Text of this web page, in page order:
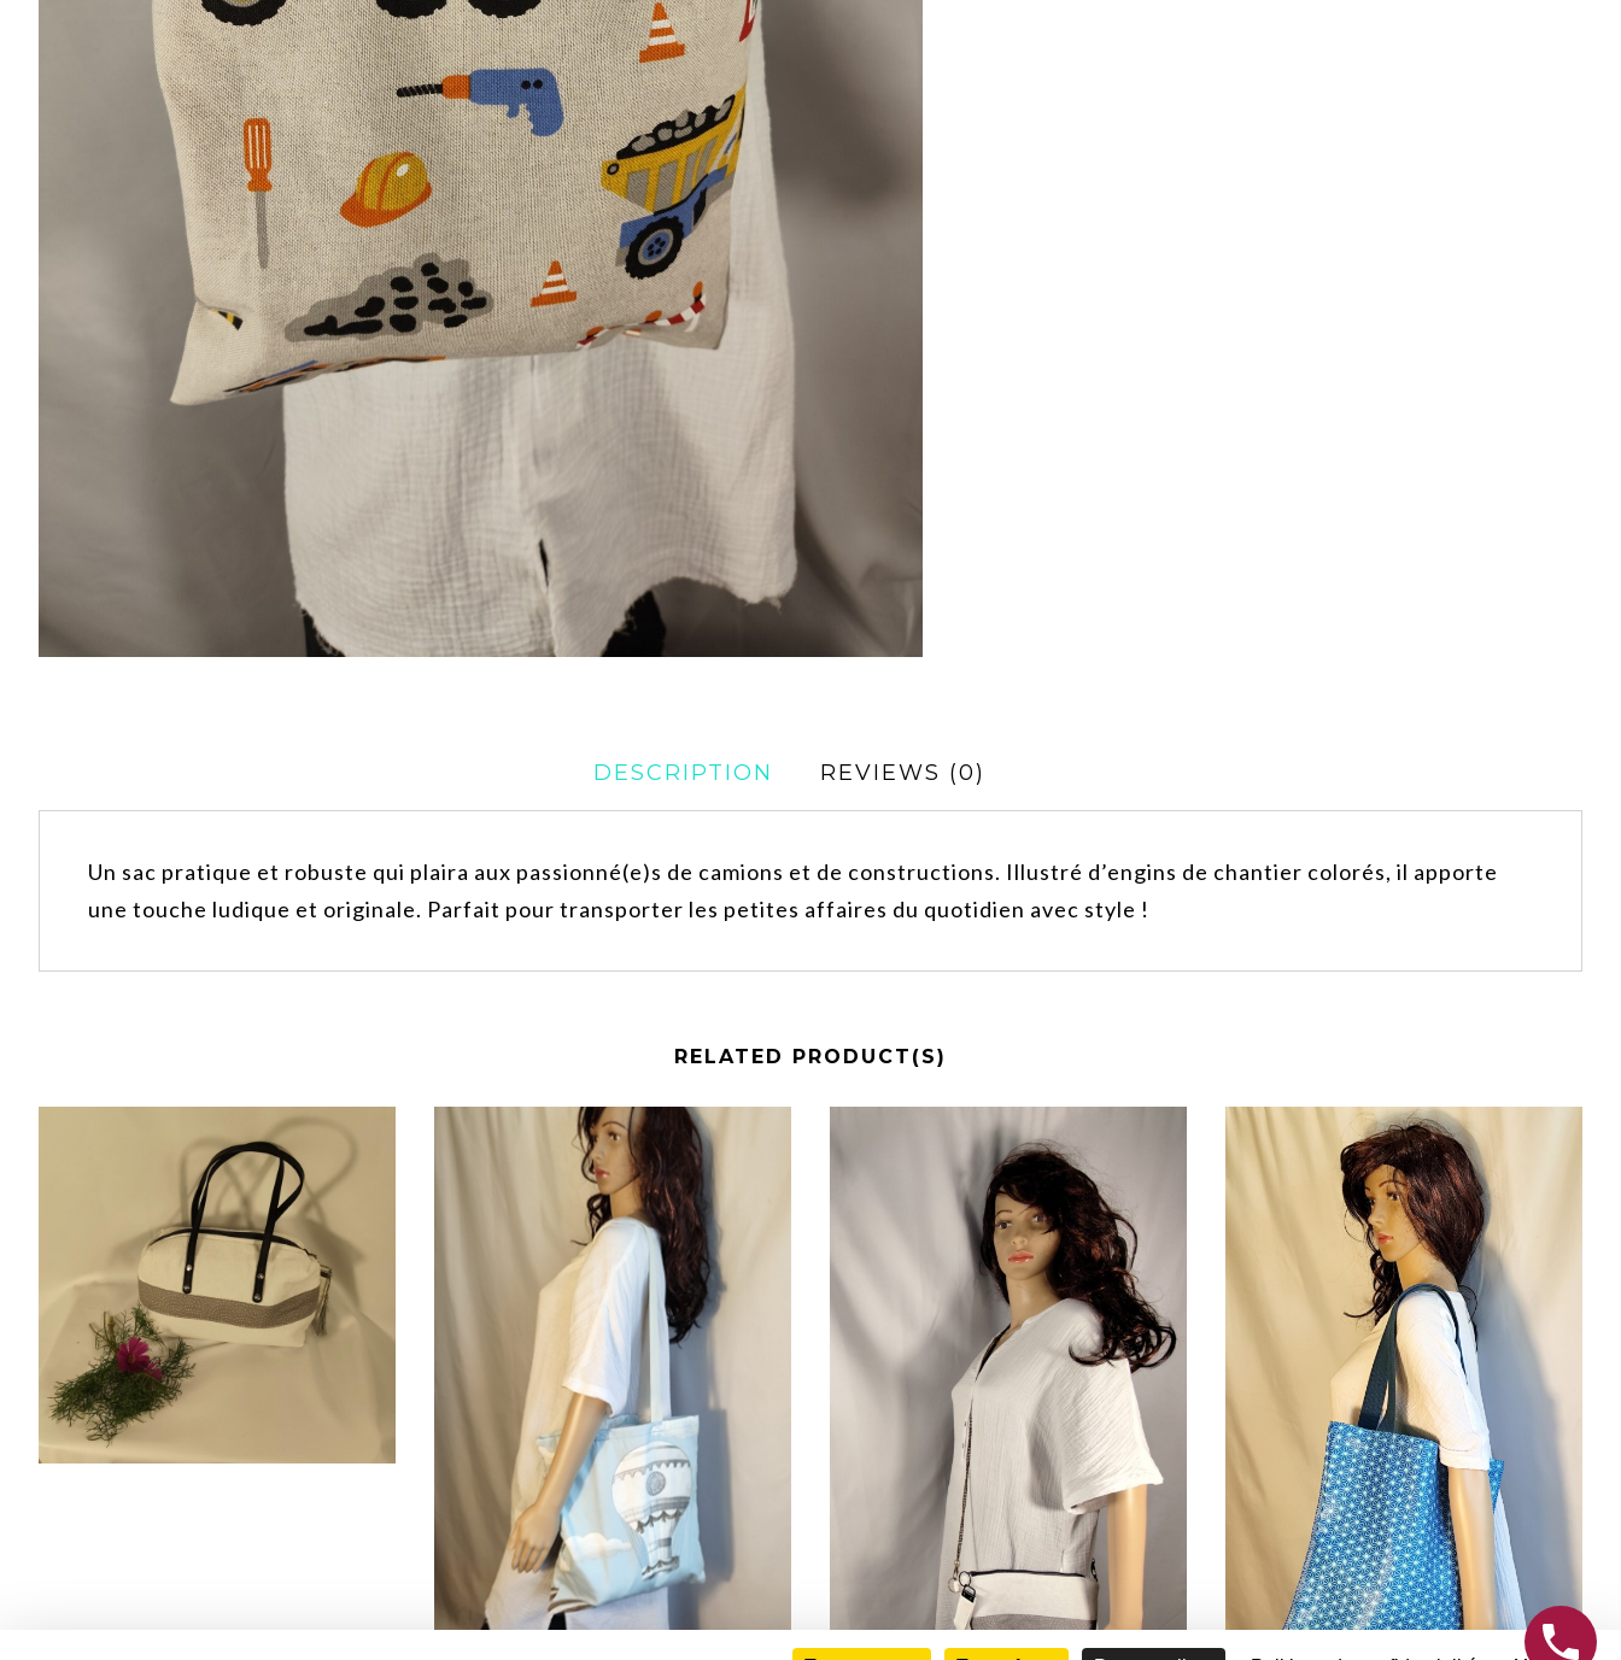
DESCRIPTION REVIEWS (0)
Un sac pratique et robuste qui plaira aux passionné(e)s de camions et de constructions. Illustré d’engins de chantier colorés, il apporte
une touche ludique et originale. Parfait pour transporter les petites affaires du quotidien avec style !
RELATED PRODUCT(S)
18,00 €
9,80
18,00€
9,80€